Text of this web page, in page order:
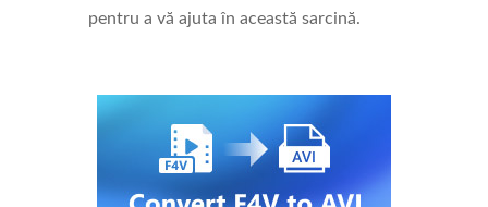
pentru a vă ajuta în această sarcină.